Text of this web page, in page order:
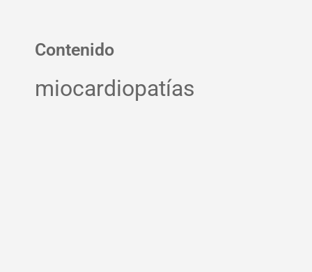
Contenido
miocardiopatías